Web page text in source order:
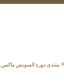
منتدى دورة السويش ماكس,